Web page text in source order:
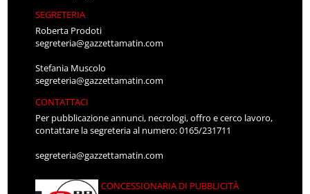
SEGRETERIA
Roberta Prodoti
segreteria@gazzettamatin.com
Stefania Muscolo
segreteria@gazzettamatin.com
CONTATTACI
Per pubblicazione annunci, necrologi, offro e cerco lavoro,
contattare la segreteria al numero: 0165/231711
segreteria@gazzettamatin.com
CONCESSIONARIA DI PUBBLICITÀ